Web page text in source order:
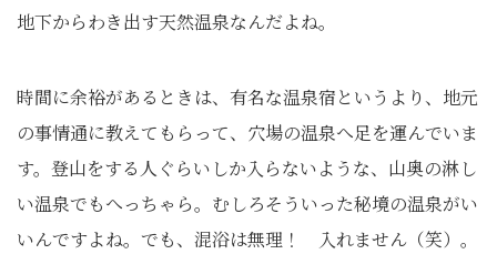
地下からわき出す天然温泉なんだよね。
時間に余裕があるときは、有名な温泉宿というより、地元
の事情通に教えてもらって、穴場の温泉へ足を運んでいま
す。登山をする人ぐらいしか入らないような、山奥の淋し
い温泉でもへっちゃら。むしろそういった秘境の温泉がい
いんですよね。でも、混浴は無理！ 入れません（笑）。